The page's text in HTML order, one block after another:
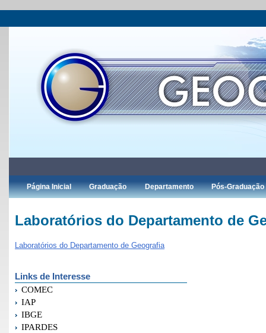
Página Inicial Graduação Departamento Pós-Graduação
Laboratórios do Departamento de
Laboratórios do Departamento de Geografia
Links de Interesse
COMEC
IAP
IBGE
IPARDES